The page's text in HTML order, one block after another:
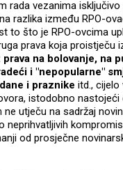
rada vezanima isključivo
razlika između RPO-
to što je RPO-ovcima
prava koja proistječu
prava na bolovanje, na
i "nepopularne"
i praznike itd., cijelo
istodobno nastojeći
ne utječu na sadržaj
neprihvatljivih
od prosječne